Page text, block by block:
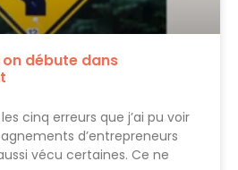
débute dans
cinq erreurs que j’ai pu voir
d’entrepreneurs
vécu certaines. Ce ne